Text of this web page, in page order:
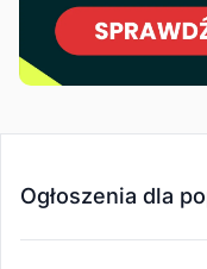
Ogłoszenia dla